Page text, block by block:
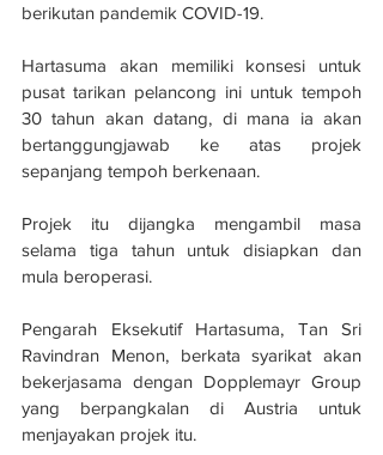
berikutan pandemik COVID-19.
Hartasuma akan memiliki konsesi untuk
pusat tarikan pelancong ini untuk tempoh
30 tahun akan datang, di mana ia akan
bertanggungjawab ke atas projek
sepanjang tempoh berkenaan.
Projek itu dijangka mengambil masa
selama tiga tahun untuk disiapkan dan
mula beroperasi.
Pengarah Eksekutif Hartasuma, Tan Sri
Ravindran Menon, berkata syarikat akan
bekerjasama dengan Dopplemayr Group
yang berpangkalan di Austria untuk
menjayakan projek itu.